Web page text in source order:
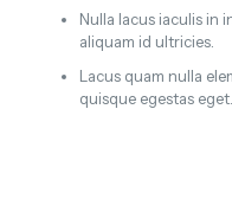
Nulla lacus iaculis in
aliquam id ultricies.
Lacus quam nulla
quisque egestas eget.